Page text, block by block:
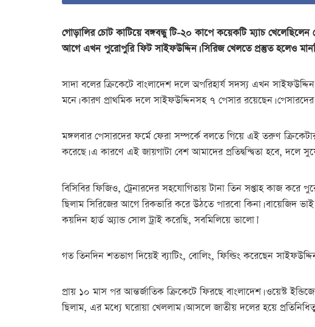
গোড়ালির চোট কাটিয়ে বঙ্গবন্ধু টি-২০ কাপে কয়েকটি ম্যাচ খেলেছিলেন
আগে এখন পুরোপুরি ফিট সাইফউদ্দিন। সিরিজ খেলতে প্রস্তুত হলেও
সাদা বলের ক্রিকেটে বাংলাদেশ দলে অপরিহার্য সদস্য এখন
মনে। কারণ প্রাথমিক দলে সাইফউদ্দিনসহ ৭ পেসার রয়েছেন।
মঙ্গলবার পেসারদের ফর্মে ফেরা সম্পর্কে বলতে গিয়ে এই তরুণ
করেছে। এ কারণে এই জায়গাটা বেশ আমাদের প্রতিদ্বন্দ্বিতা হবে, দলে
বিসিবির ফিজিও, ট্রেনারদের সহযোগিতায় টানা তিন সপ্তাহ কাজ করে
ছিলাম সিরিজের আগে রিকভারি করে উঠতে পারবো কিনা। বায়েজিদ
কয়দিন হার্ড অ্যান্ড সোল ট্রাই করেছি, সবমিলিয়ে ভালো।’
গত তিনদিন শতভাগ দিয়েই ব্যাটিং, বোলিং, ফিল্ডিং করেছেন
প্রায় ১০ মাস পর আন্তর্জাতিক ক্রিকেটে ফিরছে বাংলাদেশ। ওয়েস্ট
ছিলাম, এর মধ্যে ঘরোয়া খেললাম। আসলে জাতীয় দলের হয়ে